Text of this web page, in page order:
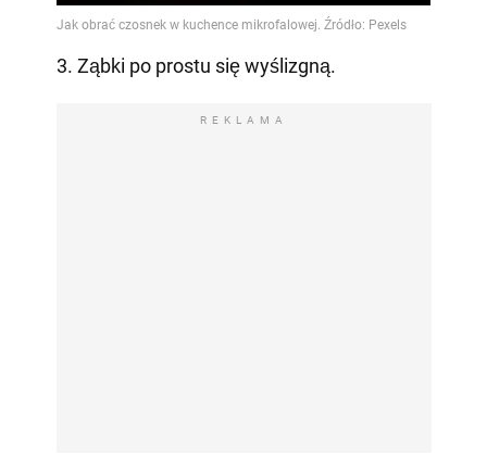
3. Ząbki po prostu się wyślizgną.
REKLAMA